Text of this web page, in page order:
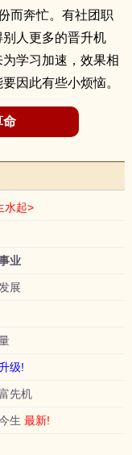
而奔忙。有社团职
人更多的晋升机
学习加速，效果相
因此有些小烦恼。
命
水起>
业
展
级!
先机
生 最新!